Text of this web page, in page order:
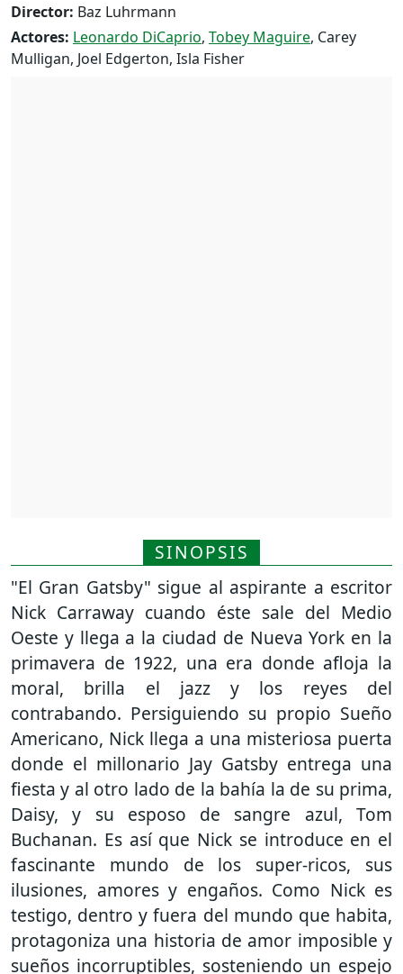
Director: Baz Luhrmann
Actores: Leonardo DiCaprio, Tobey Maguire, Carey
Mulligan, Joel Edgerton, Isla Fisher
SINOPSIS
"El Gran Gatsby" sigue al aspirante a escritor
Nick Carraway cuando éste sale del Medio
Oeste y llega a la ciudad de Nueva York en la
primavera de 1922, una era donde afloja la
moral, brilla el jazz y los reyes del
contrabando. Persiguiendo su propio Sueño
Americano, Nick llega a una misteriosa puerta
donde el millonario Jay Gatsby entrega una
fiesta y al otro lado de la bahía la de su prima,
Daisy, y su esposo de sangre azul, Tom
Buchanan. Es así que Nick se introduce en el
fascinante mundo de los super-ricos, sus
ilusiones, amores y engaños. Como Nick es
testigo, dentro y fuera del mundo que habita,
protagoniza una historia de amor imposible y
sueños incorruptibles, sosteniendo un espejo